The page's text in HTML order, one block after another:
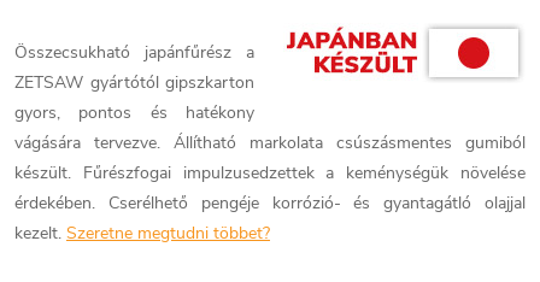
Összecsukható japánfűrész a
ZETSAW gyártótól gipszkarton
gyors, pontos és hatékony
vágására tervezve. Állítható markolata csúszásmentes gumiból
készült. Fűrészfogai impulzusedzettek a keménységük növelése
érdekében. Cserélhető pengéje korrózió- és gyantagátló olajjal
kezelt. Szeretne megtudni többet?